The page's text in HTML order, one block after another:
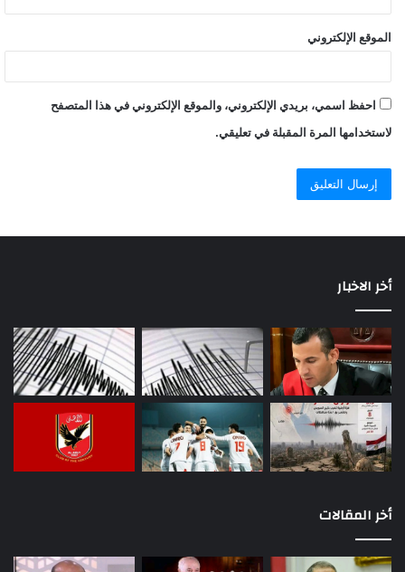
الموقع الإلكتروني
احفظ اسمي، بريدي الإلكتروني، والموقع الإلكتروني في هذا المتصفح
لاستخدامها المرة المقبلة في تعليقي.
أخر الاخبار
أخر المقالات